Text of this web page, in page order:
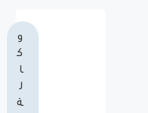
و
ك
ا
ل
ة